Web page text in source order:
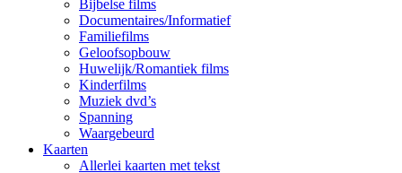
Bijbelse films
Documentaires/Informatief
Familiefilms
Geloofsopbouw
Huwelijk/Romantiek films
Kinderfilms
Muziek dvd’s
Spanning
Waargebeurd
Kaarten
Allerlei kaarten met tekst